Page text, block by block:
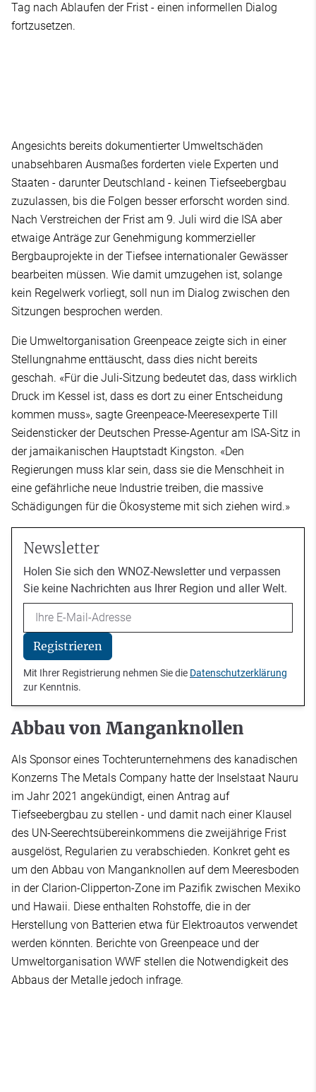
Tag nach Ablaufen der Frist - einen informellen Dialog
fortzusetzen.
Angesichts bereits dokumentierter Umweltschäden
unabsehbaren Ausmaßes forderten viele Experten und
Staaten - darunter Deutschland - keinen Tiefseebergbau
zuzulassen, bis die Folgen besser erforscht worden sind.
Nach Verstreichen der Frist am 9. Juli wird die ISA aber
etwaige Anträge zur Genehmigung kommerzieller
Bergbauprojekte in der Tiefsee internationaler Gewässer
bearbeiten müssen. Wie damit umzugehen ist, solange
kein Regelwerk vorliegt, soll nun im Dialog zwischen den
Sitzungen besprochen werden.
Die Umweltorganisation Greenpeace zeigte sich in einer
Stellungnahme enttäuscht, dass dies nicht bereits
geschah. «Für die Juli-Sitzung bedeutet das, dass wirklich
Druck im Kessel ist, dass es dort zu einer Entscheidung
kommen muss», sagte Greenpeace-Meeresexperte Till
Seidensticker der Deutschen Presse-Agentur am ISA-Sitz in
der jamaikanischen Hauptstadt Kingston. «Den
Regierungen muss klar sein, dass sie die Menschheit in
eine gefährliche neue Industrie treiben, die massive
Schädigungen für die Ökosysteme mit sich ziehen wird.»
Newsletter
Holen Sie sich den WNOZ-Newsletter und verpassen
Sie keine Nachrichten aus Ihrer Region und aller Welt.
Email
Registrieren
Mit Ihrer Registrierung nehmen Sie die Datenschutzerklärung
zur Kenntnis.
Abbau von Manganknollen
Als Sponsor eines Tochterunternehmens des kanadischen
Konzerns The Metals Company hatte der Inselstaat Nauru
im Jahr 2021 angekündigt, einen Antrag auf
Tiefseebergbau zu stellen - und damit nach einer Klausel
des UN-Seerechtsübereinkommens die zweijährige Frist
ausgelöst, Regularien zu verabschieden. Konkret geht es
um den Abbau von Manganknollen auf dem Meeresboden
in der Clarion-Clipperton-Zone im Pazifik zwischen Mexiko
und Hawaii. Diese enthalten Rohstoffe, die in der
Herstellung von Batterien etwa für Elektroautos verwendet
werden könnten. Berichte von Greenpeace und der
Umweltorganisation WWF stellen die Notwendigkeit des
Abbaus der Metalle jedoch infrage.